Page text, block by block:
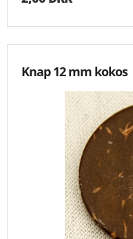
Knap 12 mm kokos